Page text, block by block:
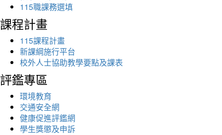
115職課務選填
課程計畫
115課程計畫
新課綱施行平台
校外人士協助教學要點及課表
評鑑專區
環境教育
交通安全網
健康促進評鑑網
學生獎懲及申訴